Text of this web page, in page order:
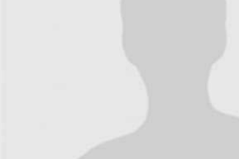
加盟・登録
エントリー
JBCF ROAD SERIES